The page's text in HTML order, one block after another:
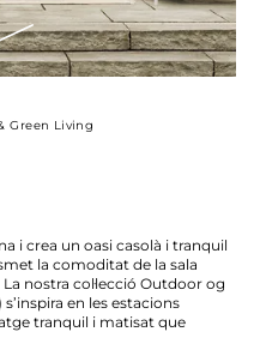
Green Living
i crea un oasi casolà i tranquil
la comoditat de la sala
nostra col·lecció Outdoor og
en les estacions
tranquil i matisat que